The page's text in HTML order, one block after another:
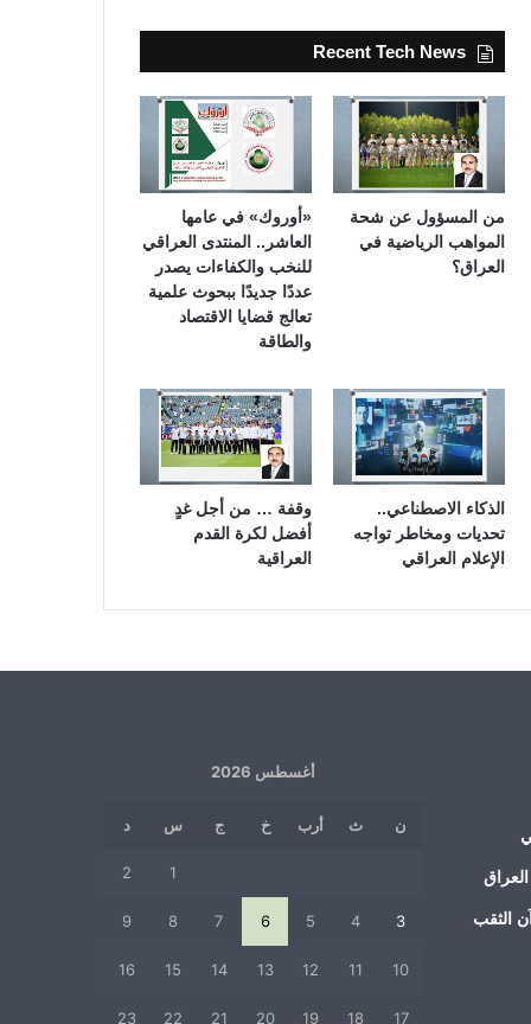
Recent Tech News
من المسؤول عن شحة
المواهب الرياضية في
العراق؟
«أوروك» في عامها
العاشر.. المنتدى العراقي
للنخب والكفاءات يصدر
عددًا جديدًا ببحوث علمية
تعالج قضايا الاقتصاد
والطاقة
الذكاء الاصطناعي..
تحديات ومخاطر تواجه
الإعلام العراقي
وقفة … من أجل غدٍ
أفضل لكرة القدم
العراقية
الثقب
أغسطس 2026
ن ث أرب خ ج س د
1
2
3
4
5
6
7
8
9
10
11
12
13
14
15
16
17
18
19
20
21
22
23